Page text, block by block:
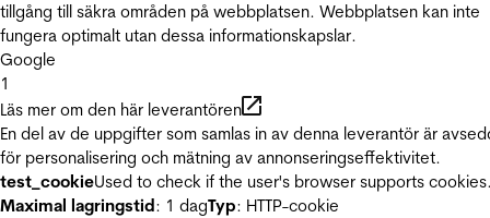
tillgång till säkra områden på webbplatsen. Webbplatsen kan inte
fungera optimalt utan dessa informationskapslar.
Google
1
Läs mer om den här leverantören
En del av de uppgifter som samlas in av denna leverantör är
för personalisering och mätning av annonseringseffektivitet.
test_cookieUsed to check if the user's browser supports
Maximal lagringstid: 1 dagTyp: HTTP-cookie